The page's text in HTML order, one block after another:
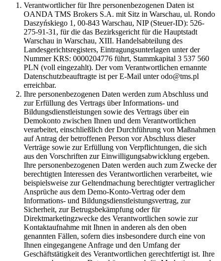
Verantwortlicher für Ihre personenbezogenen Daten ist
OANDA TMS Brokers S.A. mit Sitz in Warschau, ul. Rondo
Daszyńskiego 1, 00-843 Warschau, NIP (Steuer-ID): 526-
275-91-31, für die das Bezirksgericht für die Hauptstadt
Warschau in Warschau, XIII. Handelsabteilung des
Landesgerichtsregisters, Eintragungsunterlagen unter der
Nummer KRS: 0000204776 führt, Stammkapital 3 537 560
PLN (voll eingezahlt). Der vom Verantwortlichen ernannte
Datenschutzbeauftragte ist per E-Mail unter odo@tms.pl
erreichbar.
Ihre personenbezogenen Daten werden zum Abschluss und
zur Erfüllung des Vertrags über Informations- und
Bildungsdienstleistungen sowie des Vertrags über ein
Demokonto zwischen Ihnen und dem Verantwortlichen
verarbeitet, einschließlich der Durchführung von Maßnahmen
auf Antrag der betroffenen Person vor Abschluss dieser
Verträge sowie zur Erfüllung von Verpflichtungen, die sich
aus den Vorschriften zur Einwilligungsabwicklung ergeben.
Ihre personenbezogenen Daten werden auch zum Zwecke der
berechtigten Interessen des Verantwortlichen verarbeitet, wie
beispielsweise zur Geltendmachung berechtigter vertraglicher
Ansprüche aus dem Demo-Konto-Vertrag oder dem
Informations- und Bildungsdienstleistungsvertrag, zur
Sicherheit, zur Betrugsbekämpfung oder für
Direktmarketingzwecke des Verantwortlichen sowie zur
Kontaktaufnahme mit Ihnen in anderen als den oben
genannten Fällen, sofern dies insbesondere durch eine von
Ihnen eingegangene Anfrage und den Umfang der
Geschäftstätigkeit des Verantwortlichen gerechtfertigt ist. Ihre